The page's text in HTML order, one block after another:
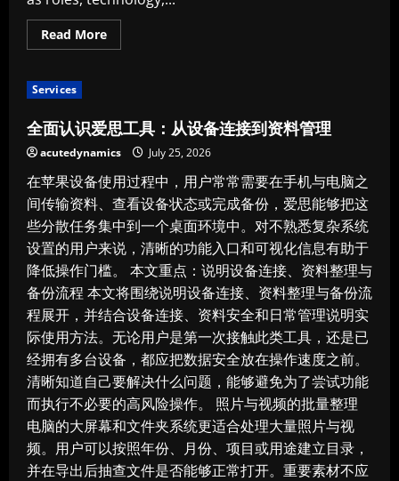
Read MoreRead
more
About
Executive
Education
Services
全面认识爱思工具：从设备连接到资料管理
acutedynamics July 25, 2026
在苹果设备使用过程中，用户常常需要在手机与电脑之
间传输资料、查看设备状态或完成备份，爱思能够把这
些分散任务集中到一个桌面环境中。对不熟悉复杂系统
设置的用户来说，清晰的功能入口和可视化信息有助于
降低操作门槛。 本文重点：说明设备连接、资料整理与
备份流程 本文将围绕说明设备连接、资料整理与备份流
程展开，并结合设备连接、资料安全和日常管理说明实
际使用方法。无论用户是第一次接触此类工具，还是已
经拥有多台设备，都应把数据安全放在操作速度之前。
清晰知道自己要解决什么问题，能够避免为了尝试功能
而执行不必要的高风险操作。 照片与视频的批量整理
电脑的大屏幕和文件夹系统更适合处理大量照片与视
频。用户可以按照年份、月份、项目或用途建立目录，
并在导出后抽查文件是否能够正常打开。重要素材不应